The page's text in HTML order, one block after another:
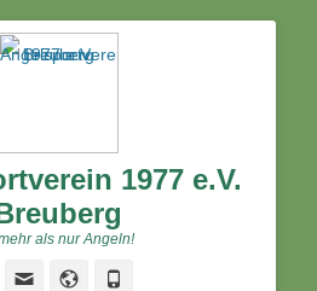
1977 e.V.
als nur Angeln!
Facebook
Email Website